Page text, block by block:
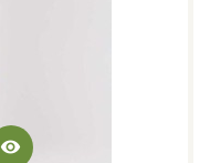
visibility